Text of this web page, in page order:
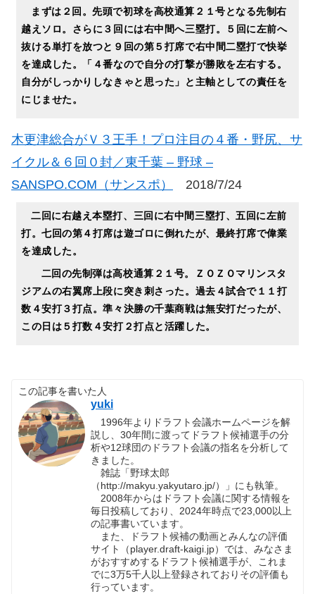
まずは２回。先頭で初球を高校通算２１号となる先制右
越えソロ。さらに３回には右中間へ三塁打。５回に左前へ
抜ける単打を放つと９回の第５打席で右中間二塁打で快挙
を達成した。「４番なので自分の打撃が勝敗を左右する。
自分がしっかりしなきゃと思った」と主軸としての責任を
にじませた。
木更津総合がＶ３王手！プロ注目の４番・野尻、サ
イクル＆６回０封／東千葉 – 野球 –
SANSPO.COM（サンスポ）
2018/7/24
二回に右越え本塁打、三回に右中間三塁打、五回に左前
打。七回の第４打席は遊ゴロに倒れたが、最終打席で偉業
を達成した。
二回の先制弾は高校通算２１号。ＺＯＺＯマリンスタ
ジアムの右翼席上段に突き刺さった。過去４試合で１１打
数４安打３打点。準々決勝の千葉商戦は無安打だったが、
この日は５打数４安打２打点と活躍した。
この記事を書いた人
yuki
1996年よりドラフト会議ホームページを解
説し、30年間に渡ってドラフト候補選手の分
析や12球団のドラフト会議の指名を分析して
きました。
雑誌「野球太郎
（http://makyu.yakyutaro.jp/）」にも執筆。
2008年からはドラフト会議に関する情報を
毎日投稿しており、2024年時点で23,000以上
の記事書いています。
また、ドラフト候補の動画とみんなの評価
サイト（player.draft-kaigi.jp）では、みなさま
がおすすめするドラフト候補選手が、これま
でに3万5千人以上登録されておりその評価も
行っています。